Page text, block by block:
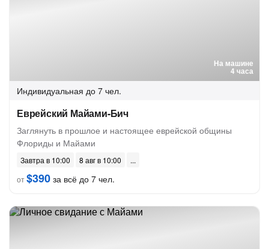
На машине
4 часа
Индивидуальная до 7 чел.
Еврейский Майами-Бич
Заглянуть в прошлое и настоящее еврейской общины
Флориды и Майами
Завтра в 10:00
8 авг в 10:00
от$390 за всё до 7 чел.